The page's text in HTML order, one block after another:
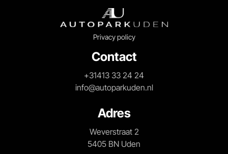
Privacy policy
Contact
+31413 33 24 24
info@autoparkuden.nl
Adres
Weverstraat 2
5405 BN Uden